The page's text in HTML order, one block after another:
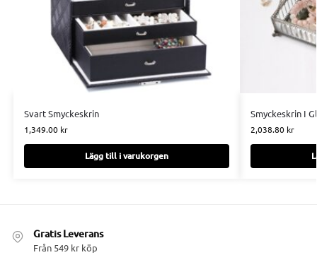
Svart Smyckeskrin
1,349.00 kr
Lägg till i varukorgen
Smyckeskrin I
2,038.80 kr
Gratis Leverans
Från 549 kr köp